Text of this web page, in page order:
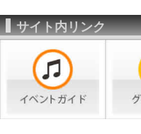
サイト内リンク